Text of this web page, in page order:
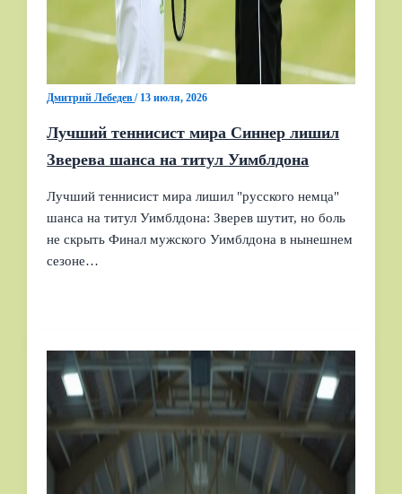
Дмитрий Лебедев/ 13 июля, 2026
Лучший теннисист мира Синнер лишил
Зверева шанса на титул Уимблдона
Лучший теннисист мира лишил "русского немца"
шанса на титул Уимблдона: Зверев шутит, но боль
не скрыть Финал мужского Уимблдона в нынешнем
сезоне…